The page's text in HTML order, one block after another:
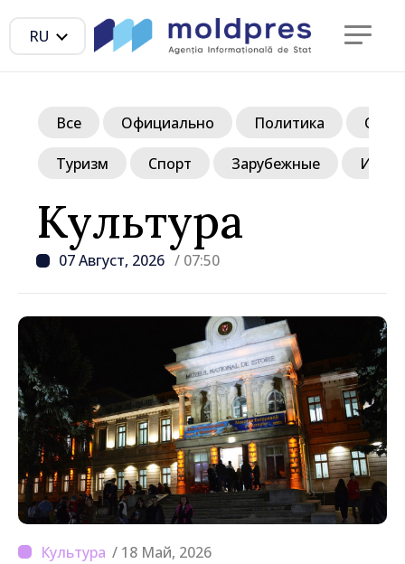
RU
Культура
07 Август, 2026 / 07:50
Все Официально Политика
Туризм Спорт Зарубежные
/ 18 Май, 2026